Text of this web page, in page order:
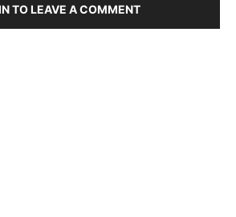
TO LEAVE A COMMENT